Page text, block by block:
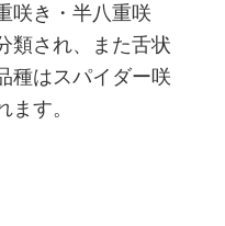
咲き・半八重咲
類され、また舌状
種はスパイダー咲
ます。